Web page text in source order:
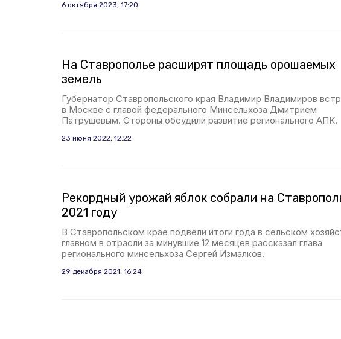
6 октября 2023, 17:20
На Ставрополье расширят площадь орошаемых
земель
Губернатор Ставропольского края Владимир Владимиров
в Москве с главой федерального Минсельхоза Дмитрием
Патрушевым. Стороны обсудили развитие регионального АПК.
23 июня 2022, 12:22
Рекордный урожай яблок собрали на
2021 году
В Ставропольском крае подвели итоги года в сельском
главном в отрасли за минувшие 12 месяцев рассказал глава
регионального минсельхоза Сергей Измалков.
29 декабря 2021, 16:24